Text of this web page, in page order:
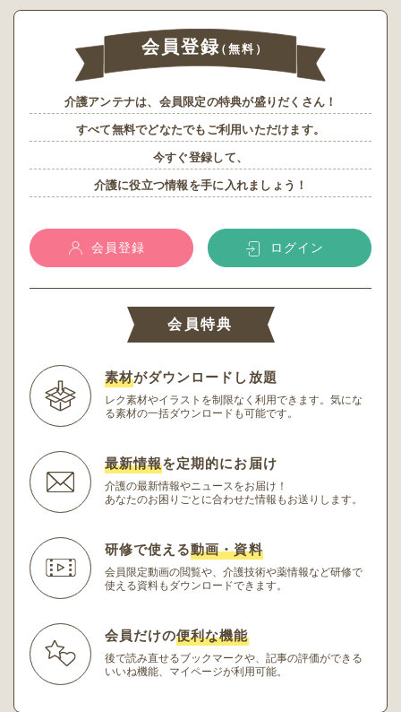
会員登録（無料）
介護アンテナは、会員限定の特典が盛りだくさん！
すべて無料でどなたでもご利用いただけます。
今すぐ登録して、
介護に役立つ情報を手に入れましょう！
会員登録 ログイン
会員特典
素材がダウンロードし放題
レク素材やイラストを制限なく利用できます。 気にな
る素材の一括ダウンロードも可能です。
最新情報を定期的にお届け
介護の最新情報やニュースをお届け！
あなたのお困りごとに合わせた情報もお送りします。
研修で使える動画・資料
会員限定動画の閲覧や、介護技術や薬情報など研修で
使える資料もダウンロードできます。
会員だけの便利な機能
後で読み直せるブックマークや、記事の評価ができる
いいね機能、マイページが利用可能。